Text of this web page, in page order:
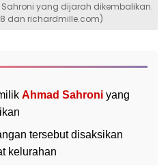
yang dijarah dikembalikan.
dan richardmille.com)
Ahmad Sahroni yang
tersebut disaksikan
kelurahan